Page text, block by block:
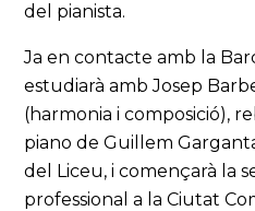
del pianista.
Ja en contacte amb la
estudiarà amb Josep
(harmonia i composició),
piano de Guillem
del Liceu, i començarà la
professional a la Ciutat